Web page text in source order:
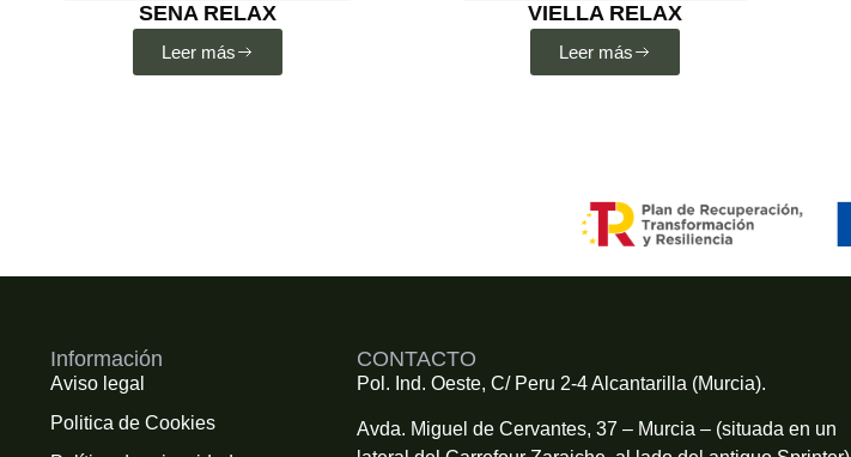
SENA RELAX
Leer más
VIELLA RELAX
Leer más
Información
Aviso legal
Politica de Cookies
CONTACTO
Pol. Ind. Oeste, C/ Peru 2-4 Alcantarilla (Murcia).
Avda. Miguel de Cervantes, 37 – Murcia – (situada en un